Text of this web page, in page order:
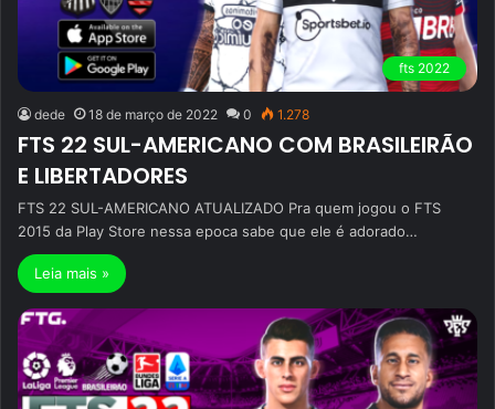
fts 2022
dede 18 de março de 2022 0 1.278
FTS 22 SUL-AMERICANO COM BRASILEIRÃO
E LIBERTADORES
FTS 22 SUL-AMERICANO ATUALIZADO Pra quem jogou o FTS
2015 da Play Store nessa epoca sabe que ele é adorado…
Leia mais »